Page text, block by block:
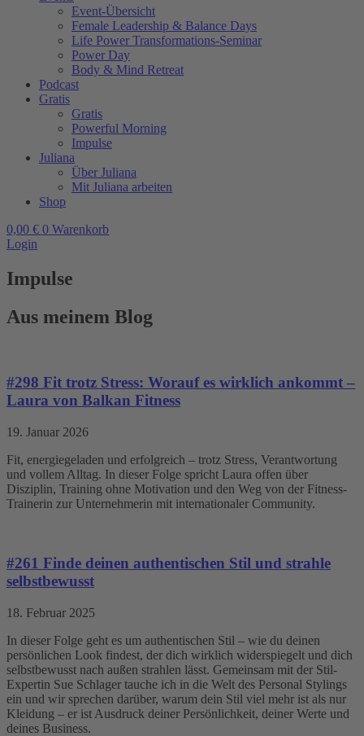
Event-Übersicht
Female Leadership & Balance Days
Life Power Transformations-Seminar
Power Day
Body & Mind Retreat
Podcast
Gratis
Gratis
Powerful Morning
Impulse
Juliana
Über Juliana
Mit Juliana arbeiten
Shop
0,00 € 0 Warenkorb
Login
Impulse
Aus meinem Blog
#298 Fit trotz Stress: Worauf es wirklich ankommt –
Laura von Balkan Fitness
19. Januar 2026
Fit, energiegeladen und erfolgreich – trotz Stress, Verantwortung
und vollem Alltag. In dieser Folge spricht Laura offen über
Disziplin, Training ohne Motivation und den Weg von der Fitness-
Trainerin zur Unternehmerin mit internationaler Community.
#261 Finde deinen authentischen Stil und strahle
selbstbewusst
18. Februar 2025
In dieser Folge geht es um authentischen Stil – wie du deinen
persönlichen Look findest, der dich wirklich widerspiegelt und dich
selbstbewusst nach außen strahlen lässt. Gemeinsam mit der Stil-
Expertin Sue Schlager tauche ich in die Welt des Personal Stylings
ein und wir sprechen darüber, warum dein Stil viel mehr ist als nur
Kleidung – er ist Ausdruck deiner Persönlichkeit, deiner Werte und
deines Business.